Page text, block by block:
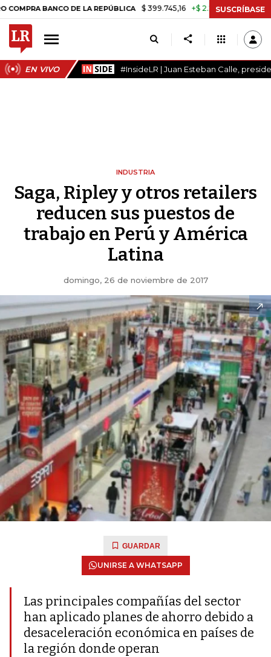
BANCO DE LA REPÚBLICA $ 399.745,16 +$ 2.295,71 +0,58% TASA
SUSCRÍBASE
EN VIVO #InsideLR | Juan Esteban Calle,
INDUSTRIA
Saga, Ripley y otros retailers
reducen sus puestos de
trabajo en Perú y América
Latina
domingo, 26 de noviembre de 2017
GUARDAR
UNIRSE A WHATSAPP
Las principales compañías del sector
han aplicado planes de ahorro debido a
desaceleración económica en países de
la región donde operan